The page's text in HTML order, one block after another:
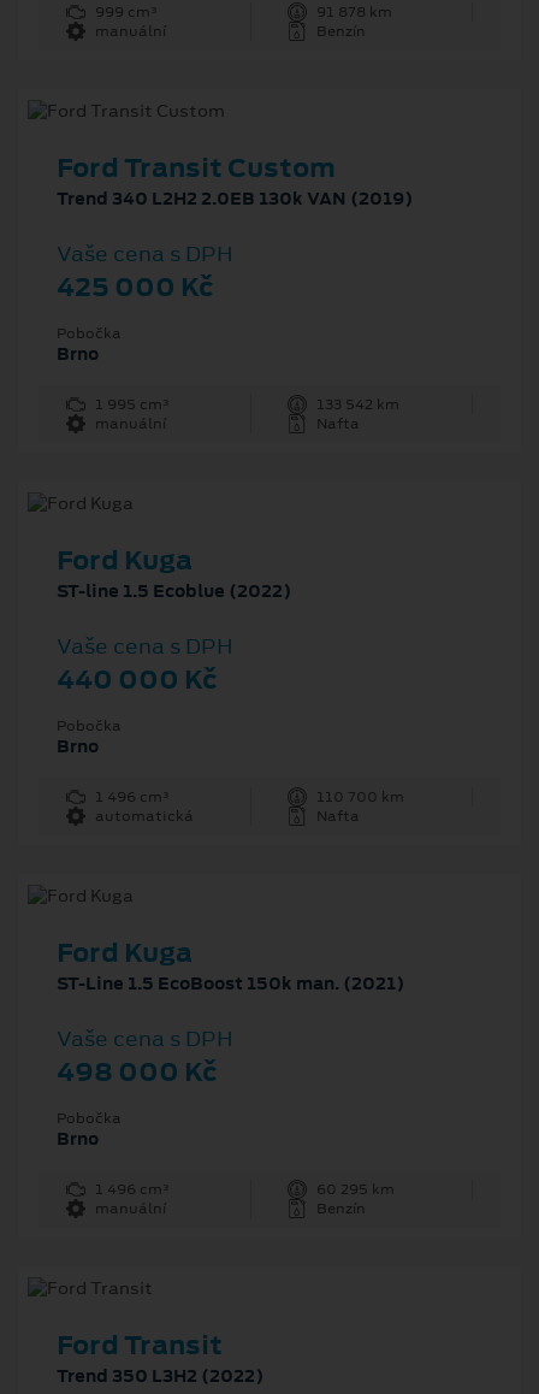
999 cm³
91 878 km
manuální
Benzín
Ford Transit Custom
Trend 340 L2H2 2.0EB 130k VAN (2019)
Vaše cena s DPH
425 000 Kč
Pobočka
Brno
1 995 cm³
133 542 km
manuální
Nafta
Ford Kuga
ST-line 1.5 Ecoblue (2022)
Vaše cena s DPH
440 000 Kč
Pobočka
Brno
1 496 cm³
110 700 km
automatická
Nafta
Ford Kuga
ST-Line 1.5 EcoBoost 150k man. (2021)
Vaše cena s DPH
498 000 Kč
Pobočka
Brno
1 496 cm³
60 295 km
manuální
Benzín
Ford Transit
Trend 350 L3H2 (2022)